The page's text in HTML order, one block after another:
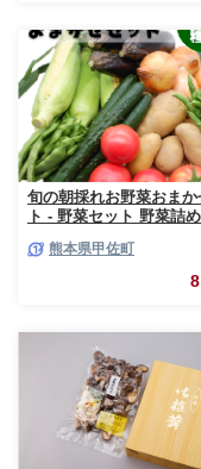
旬の朝採れお野菜おまか
ト - 野菜セット 野菜詰
れ 国産 熊本県産 お任せ
っているかはお楽しみ 7
後 おすすめ 熊本県 甲佐
熊本県甲佐町